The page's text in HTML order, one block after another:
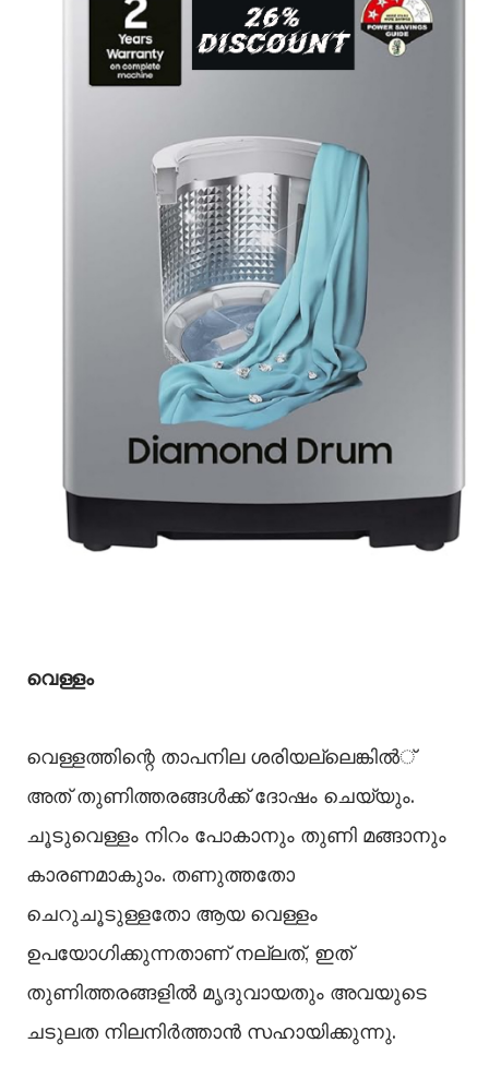
വെള്ളം
വെള്ളത്തിന്റെ താപനില ശരിയല്ലെങ്കില്‍്
അത് തുണിത്തരങ്ങള്‍ക്ക് ദോഷം ചെയ്യും.
ചൂടുവെള്ളം നിറം പോകാനും തുണി മങ്ങാനും
കാരണമാകുാം. തണുത്തതോ
ചെറുചൂടുള്ളതോ ആയ വെള്ളം
ഉപയോഗിക്കുന്നതാണ് നല്ലത്, ഇത്
തുണിത്തരങ്ങളില്‍ മൃദുവായതും അവയുടെ
ചടുലത നിലനിര്‍ത്താന്‍ സഹായിക്കുന്നു.